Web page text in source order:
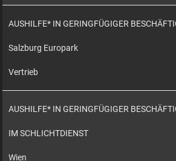
AUSHILFE* IN GERINGFÜGIGER
Salzburg Europark
Vertrieb
AUSHILFE* IN GERINGFÜGIGER
IM SCHLICHTDIENST
Wien